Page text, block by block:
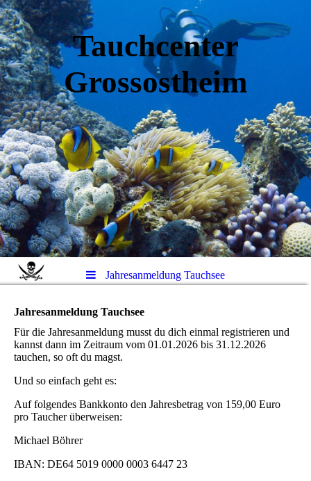
Tauchcenter
Grossostheim
Jahresanmeldung Tauchsee
Jahresanmeldung Tauchsee
Für die Jahresanmeldung musst du dich einmal registrieren und
kannst dann im Zeitraum vom 01.01.2026 bis 31.12.2026
tauchen, so oft du magst.
Und so einfach geht es:
Auf folgendes Bankkonto den Jahresbetrag von 159,00 Euro
pro Taucher überweisen:
Michael Böhrer
IBAN: DE64 5019 0000 0003 6447 23